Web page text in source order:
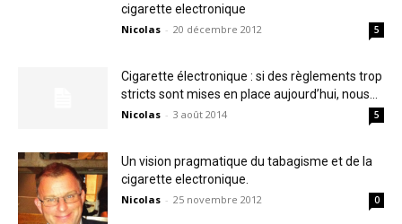
cigarette electronique
Nicolas - 20 décembre 2012 5
Cigarette électronique : si des règlements trop
stricts sont mises en place aujourd’hui, nous...
Nicolas - 3 août 2014 5
Un vision pragmatique du tabagisme et de la
cigarette electronique.
Nicolas - 25 novembre 2012 0